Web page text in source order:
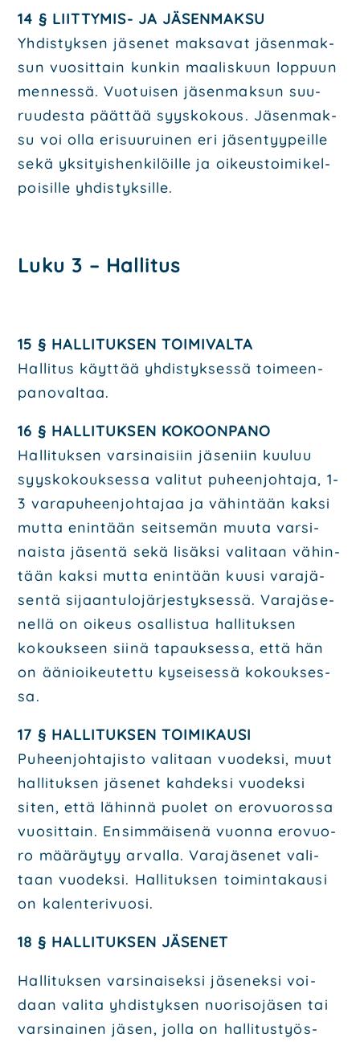
14 § LIIT­TY­MIS- JA JÄSEN­MAK­SU
Yhdis­tyk­sen jäse­net mak­sa­vat jäsen­mak­
sun vuo­sit­tain kun­kin maa­lis­kuun lop­puun
men­nes­sä. Vuo­tui­sen jäsen­mak­sun suu­
ruu­des­ta päät­tää syys­ko­kous. Jäsen­mak­
su voi olla eri­suu­rui­nen eri jäsen­tyy­peil­le
sekä yksi­tyis­hen­ki­löil­le ja oikeus­toi­mi­kel­
poi­sil­le yhdis­tyk­sil­le.
Luku 3 – Hal­li­tus
15 § HAL­LI­TUK­SEN TOI­MI­VAL­TA
Hal­li­tus käyt­tää yhdis­tyk­ses­sä toi­meen­
pa­no­val­taa.
16 § HAL­LI­TUK­SEN KOKOON­PA­NO
Hal­li­tuk­sen var­si­nai­siin jäse­niin kuu­luu
syys­ko­kouk­ses­sa vali­tut puheen­joh­ta­ja, 1-
3 vara­pu­heen­joh­ta­jaa ja vähin­tään kak­si
mut­ta enin­tään seit­se­män muu­ta var­si­
nais­ta jäsen­tä sekä lisäk­si vali­taan vähin­
tään kak­si mut­ta enin­tään kuusi vara­jä­
sen­tä sijaan­tu­lo­jär­jes­tyk­ses­sä. Vara­jä­se­
nel­lä on oikeus osal­lis­tua hal­li­tuk­sen
kokouk­seen sii­nä tapauk­ses­sa, että hän
on äänioi­keu­tet­tu kysei­ses­sä kokouk­ses­
sa.
17 § HAL­LI­TUK­SEN TOI­MI­KAUSI
Puheen­joh­ta­jis­to vali­taan vuo­dek­si, muut
hal­li­tuk­sen jäse­net kah­dek­si vuo­dek­si
siten, että lähin­nä puo­let on ero­vuo­ros­sa
vuo­sit­tain. Ensim­mäi­se­nä vuon­na ero­vuo­
ro mää­räy­tyy arval­la. Vara­jä­se­net vali­
taan vuo­dek­si. Hal­li­tuk­sen toi­min­ta­kausi
on kalen­te­ri­vuo­si.
18 § HAL­LI­TUK­SEN JÄSE­NET
Hal­li­tuk­sen var­si­nai­sek­si jäse­nek­si voi­
daan vali­ta yhdis­tyk­sen nuo­ri­so­jä­sen tai
var­si­nai­nen jäsen, jol­la on hal­li­tus­työs­